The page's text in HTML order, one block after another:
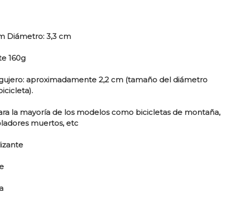
Diámetro: 3,3 cm
160g
aproximadamente 2,2 cm (tamaño del diámetro
la mayoría de los modelos como bicicletas de montaña,
muertos, etc